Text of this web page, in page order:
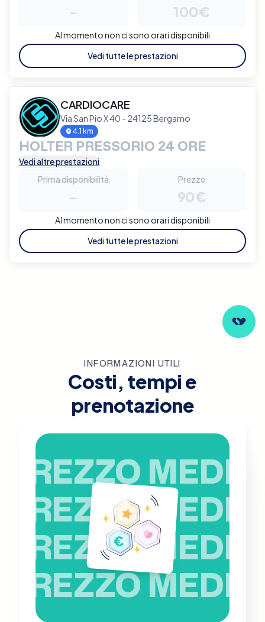
- 100€
Al momento non ci sono orari disponibili
Vedi tutte le prestazioni
CARDIOCARE
Via San Pio X 40 - 24125 Bergamo
4.1 km
HOLTER PRESSORIO 24 ORE
Vedi altre prestazioni
Prima disponibilità
-
Prezzo
90€
Al momento non ci sono orari disponibili
Vedi tutte le prestazioni
INFORMAZIONI UTILI
Costi, tempi e
prenotazione
PREZZO MEDIO
PREZZO MEDIO
PREZZO MEDIO
PREZZO MEDIO